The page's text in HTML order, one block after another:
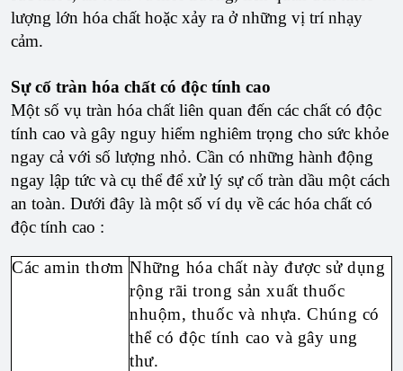
lượng lớn hóa chất hoặc xảy ra ở những vị trí nhạy
cảm.
Sự cố tràn hóa chất có độc tính cao
Một số vụ tràn hóa chất liên quan đến các chất có độc
tính cao và gây nguy hiểm nghiêm trọng cho sức khỏe
ngay cả với số lượng nhỏ. Cần có những hành động
ngay lập tức và cụ thể để xử lý sự cố tràn dầu một cách
an toàn. Dưới đây là một số ví dụ về các hóa chất có
độc tính cao :
Các amin thơm Những hóa chất này được sử dụng
rộng rãi trong sản xuất thuốc
nhuộm, thuốc và nhựa. Chúng có
thể có độc tính cao và gây ung
thư.